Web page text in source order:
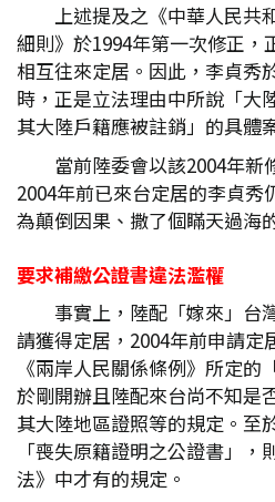
上述提及之《中華人民共
細則》於1994年第一次修正，
相互往來定居。因此，李貞秀
時，正是立法理由中所說「大
其大陸戶籍應被註銷」的具體
當前陸委會以該2004年新
2004年前已來台定居的李貞秀
為顛倒因果、撒了個瞞天過海
要求補繳公證書違法濫權
事實上，陸配「嫁來」台
請獲得定居，2004年前申請定
《兩岸人民關係條例》所定
於剛開辦且陸配來台尚不知是
其大陸地區證照等的規定。至
「喪失原籍證明之公證書」
法》中才有的規定。